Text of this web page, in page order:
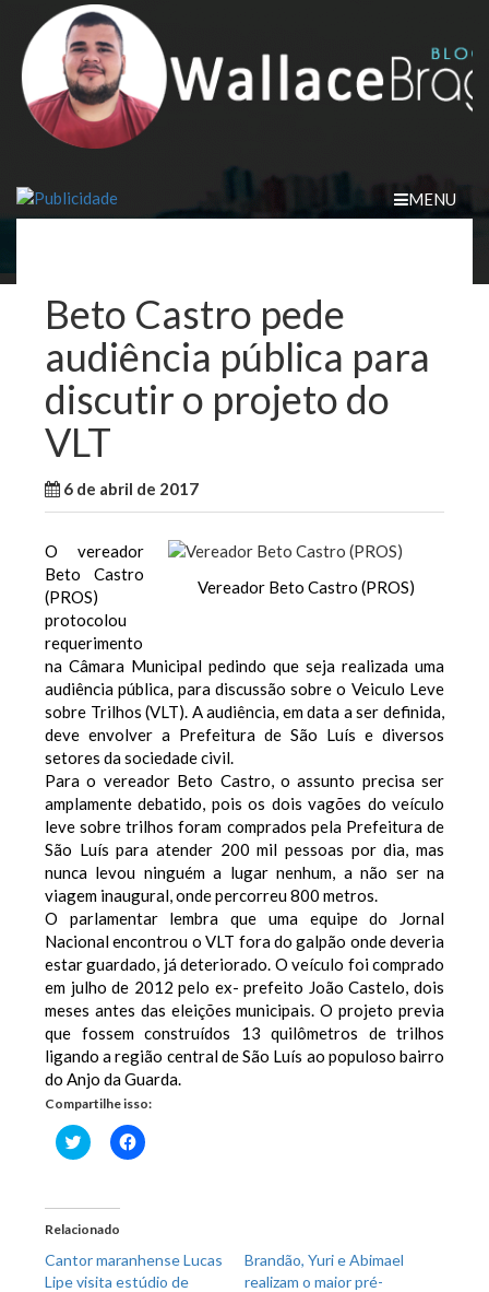
content
MENU
Beto Castro pede
audiência pública para
discutir o projeto do
VLT
6 de abril de 2017
Vereador Beto Castro (PROS)
O vereador
Beto Castro
(PROS)
protocolou
requerimento
na Câmara Municipal pedindo que seja realizada uma
audiência pública, para discussão sobre o Veiculo Leve
sobre Trilhos (VLT). A audiência, em data a ser definida,
deve envolver a Prefeitura de São Luís e diversos
setores da sociedade civil.
Para o vereador Beto Castro, o assunto precisa ser
amplamente debatido, pois os dois vagões do veículo
leve sobre trilhos foram comprados pela Prefeitura de
São Luís para atender 200 mil pessoas por dia, mas
nunca levou ninguém a lugar nenhum, a não ser na
viagem inaugural, onde percorreu 800 metros.
O parlamentar lembra que uma equipe do Jornal
Nacional encontrou o VLT fora do galpão onde deveria
estar guardado, já deteriorado. O veículo foi comprado
em julho de 2012 pelo ex- prefeito João Castelo, dois
meses antes das eleições municipais. O projeto previa
que fossem construídos 13 quilômetros de trilhos
ligando a região central de São Luís ao populoso bairro
do Anjo da Guarda.
Compartilhe isso:
Clique
para
em
nova
janela)
Clique
para
Relacionado
Cantor maranhense Lucas
Lipe visita estúdio de
Brandão, Yuri e Abimael
realizam o maior pré-